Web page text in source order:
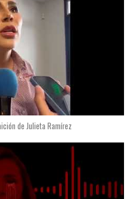
de Julieta Ramírez